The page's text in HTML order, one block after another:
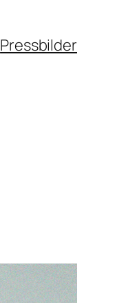
Pressbilder